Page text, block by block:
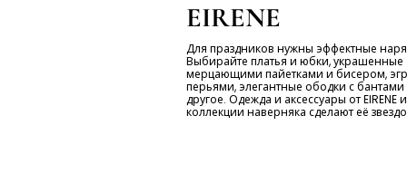
EIRENE
Для праздников нужны эффектные
Выбирайте платья и юбки, украшенные
мерцающими пайетками и бисером,
перьями, элегантные ободки с
другое. Одежда и аксессуары от EIRENE
коллекции наверняка сделают её